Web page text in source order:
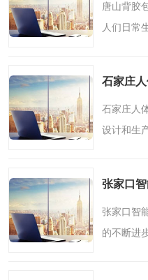
唐山背胶
人们日常
选择的新
石家庄
石家庄人
设计和生
们将详细
张家口
张家口智
的不断进